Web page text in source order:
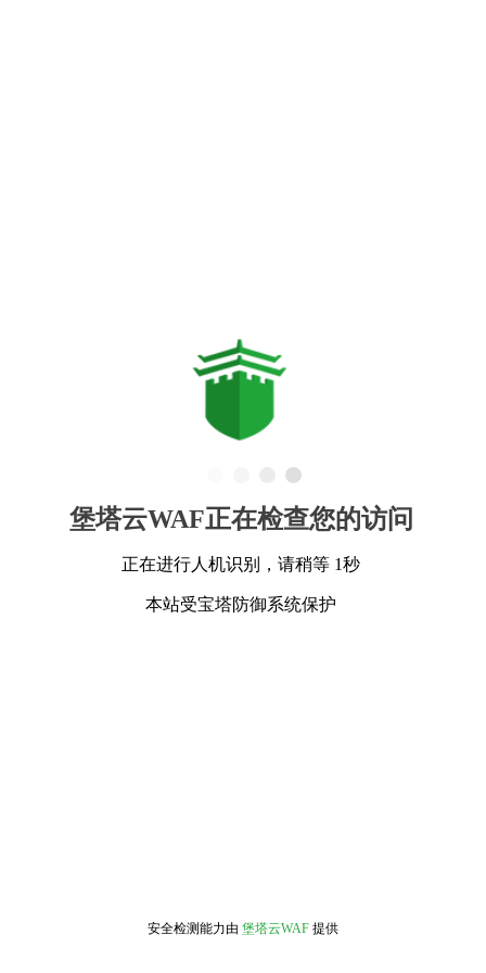
堡塔云WAF正在检查您的访问
正在进行人机识别，请稍等 1秒
本站受宝塔防御系统保护
安全检测能力由 堡塔云WAF 提供